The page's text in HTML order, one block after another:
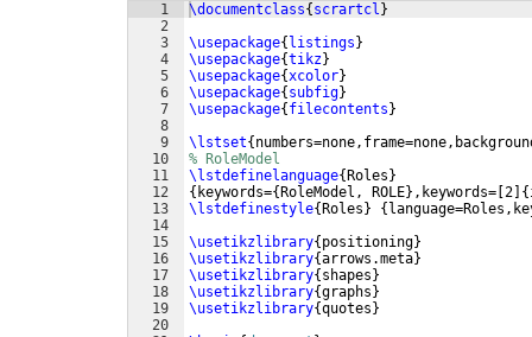
1
2
3
4
5
6
7
8
9
10
11
12
13
14
15
16
17
18
19
20
\documentclass{ scrartcl }
\usepackage{ listings }
\usepackage{tikz}
\usepackage{xcolor}
\usepackage{ subfig}
\usepackage{ filecontents }
\lstset{
% RoleModel
\lstdefinelanguage{ Roles }
{ keywords={ RoleModel, ROLE} ,keywords= 2 {
\lstdefinestyle{ Roles } {
\usetikzlibrary{ positioning}
\usetikzlibrary{arrows.meta}
\usetikzlibrary{ shapes }
\usetikzlibrary{graphs }
\usetikzlibrary{quotes }